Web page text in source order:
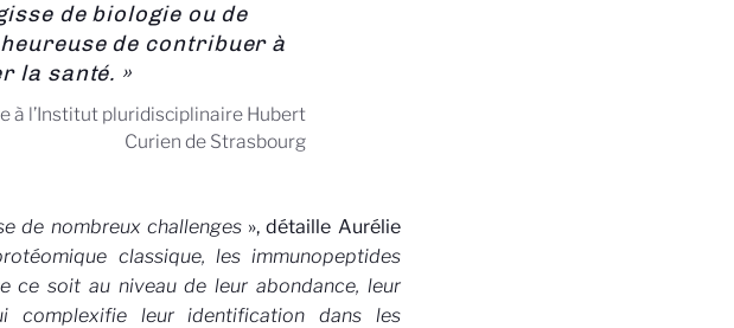
de biologie ou de
de contribuer à
la santé. »
à l’Institut pluridisciplinaire Hubert
Curien de Strasbourg
de nombreux challenges», détaille Aurélie
classique, les immunopeptides
ce soit au niveau de leur abondance, leur
leur identification dans les